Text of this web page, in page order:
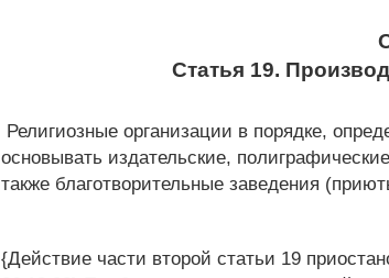
Статья 19.
Религиозные организации в порядке,
основывать издательские,
также благотворительные заведения
{Действие части второй статьи 19